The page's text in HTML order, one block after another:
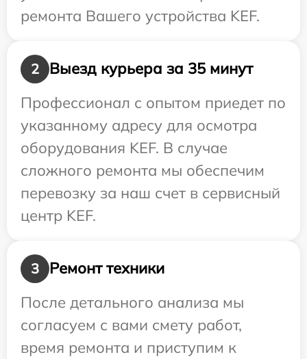
ремонта Вашего устройства KEF.
2
Выезд курьера за 35 минут
Профессионал с опытом приедет по
указанному адресу для осмотра
оборудования KEF. В случае
сложного ремонта мы обеспечим
перевозку за наш счет в сервисный
центр KEF.
3
Ремонт техники
После детального анализа мы
согласуем с вами смету работ,
время ремонта и приступим к